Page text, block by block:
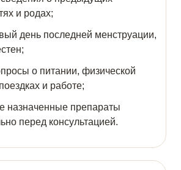
и родах;
день последней менструации,
о питании, физической
и работе;
назначенные препараты
перед консультацией.